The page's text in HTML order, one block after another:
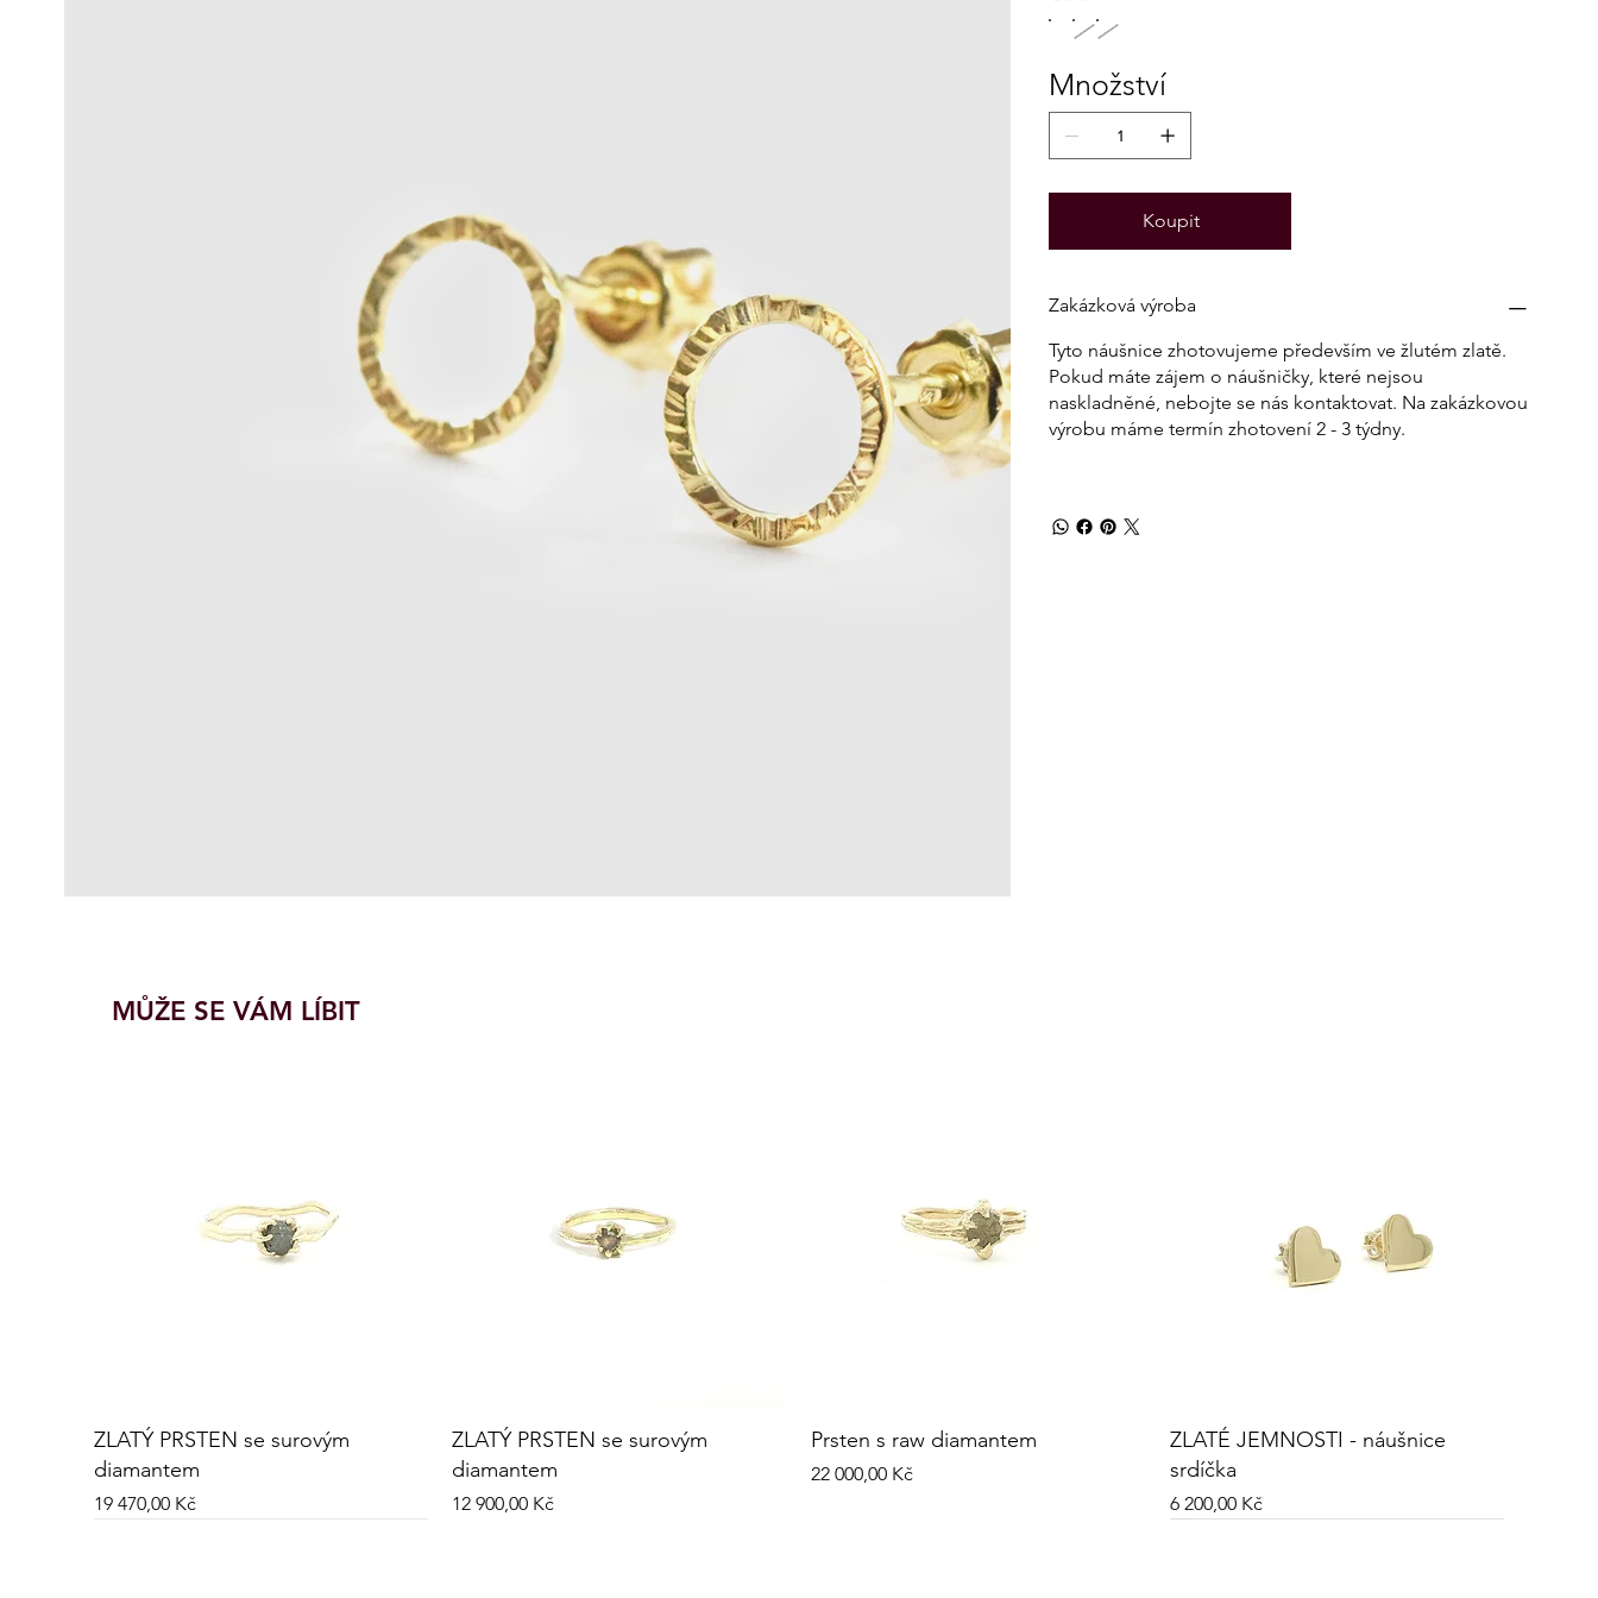
Množství
Koupit
Zakázková výroba
Tyto náušnice zhotovujeme především ve žlutém zlatě.
Pokud máte zájem o náušničky, které nejsou
naskladněné, nebojte se nás kontaktovat. Na zakázkovou
výrobu máme termín zhotovení 2 - 3 týdny.
MŮŽE SE VÁM LÍBIT
ZLATÝ PRSTEN se surovým
diamantem
Cena
19 470,00 Kč
ZLATÝ PRSTEN se surovým
diamantem
Cena
12 900,00 Kč
Prsten s raw diamantem
Cena
22 000,00 Kč
ZLATÉ JEMNOSTI - náušnice
srdíčka
Cena
6 200,00 Kč